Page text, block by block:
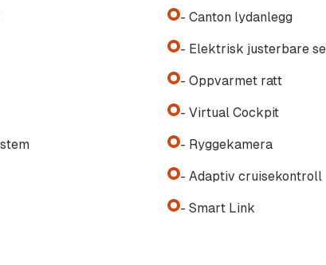
alder. Gunstig finansiering og
- Canton lydanlegg
- Elektrisk justerbare
- Oppvarmet ratt
- Virtual Cockpit
- Ryggekamera
- Adaptiv cruisekontroll
- Smart Link